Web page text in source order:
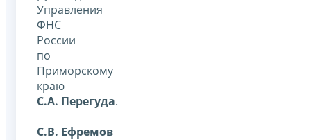
Управления
ФНС
России
по
Приморскому
краю
С.А. Перегуда.
С.В. Ефремов